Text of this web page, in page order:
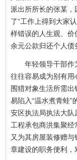
派出所所长的张某
了“工作上得到大家
样错误的人生观、
余元公款归还个人债
年轻领导干部作为
往往容易成为别有用
围猎对象生活所需
易陷入“温水煮青蛙
安区执法局执法大队
工程承包商洪集聚
又为其房屋装修赠
章建设的职务便利，